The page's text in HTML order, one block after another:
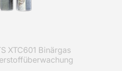
XTC601 Binärgas